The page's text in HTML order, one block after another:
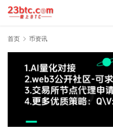
首页 币资讯